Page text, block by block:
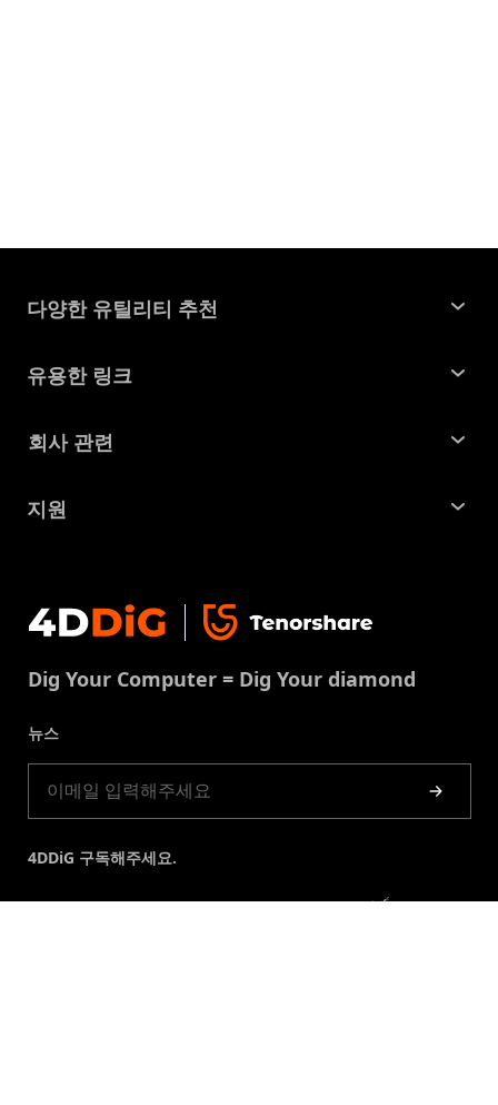
다양한 유틸리티 추천
윈도우 데이터 복구
파티션 관리 도구
중복 파일 찾기 및 제거
유용한 링크
꿀팁 모음
맥 복구 솔루션
중복 파일 제거
회사 관련
회사소개
이용약권
쿠키정책(업데이트됨)
지원
문의
제품 가이드
Dig Your Computer = Dig Your diamond
뉴스
4DDiG 구독해주세요.